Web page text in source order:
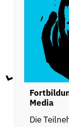
Media
Die